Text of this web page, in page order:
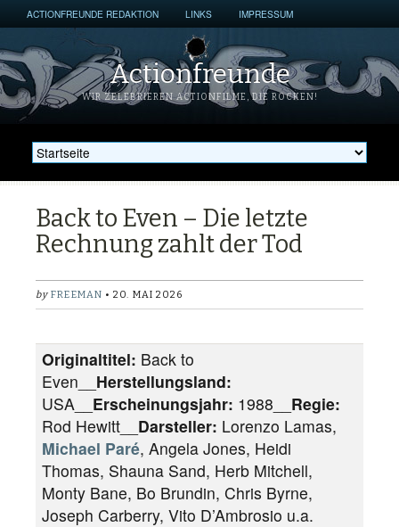
ACTIONFREUNDE REDAKTION LINKS IMPRESSUM
Actionfreunde
WIR ZELEBRIEREN ACTIONFILME, DIE ROCKEN!
Back to Even – Die letzte
Rechnung zahlt der Tod
by FREEMAN • 20. MAI 2026
Originaltitel: Back to
Even__ Herstellungsland:
USA__ Erscheinungsjahr: 1988__ Regie:
Rod Hewitt__ Darsteller: Lorenzo Lamas,
Michael Paré, Angela Jones, Heidi
Thomas, Shauna Sand, Herb Mitchell,
Monty Bane, Bo Brundin, Chris Byrne,
Joseph Carberry, Vito D’Ambrosio u.a.